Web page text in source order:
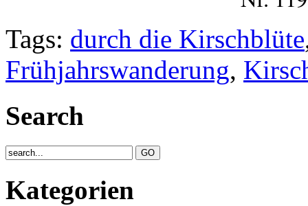
Tags: durch die Kirschblüte
Frühjahrswanderung,
Search
Kategorien